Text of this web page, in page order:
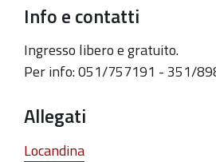
Info e contatti
Ingresso libero e gratuito.
Per info: 051/757191 - 351/
Allegati
Locandina